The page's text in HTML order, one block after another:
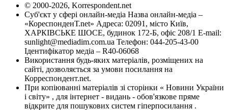
© 2000-2026, Korrespondent.net
Суб'єкт у сфері онлайн-медіа Назва онлайн-медіа –
«КореспонденТ.net» Адреса: 02091, місто Київ,
ХАРКІВСЬКЕ ШОСЕ, будинок 172-Б, офіс 208/1 E-mail:
sunlight@mediadim.com.ua Телефон: 044-205-43-00
Ідентифікатор медіа – R40-06068
Використання будь-яких матеріалів, розміщених на
сайті, дозволяється за умови посилання на
Корреспондент.net.
При копіюванні матеріалів зі сторінки « Новини України
і світу» , для інтернет - видань - обов'язкове пряме
відкрите для пошукових систем гіперпосилання .